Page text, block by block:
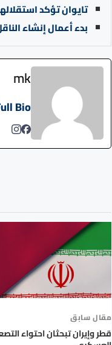
تايوان تؤكد
بدء أعمال إنشاء
mk
Bio
مقال سابق
قطر وإيران تبحثان احتواء